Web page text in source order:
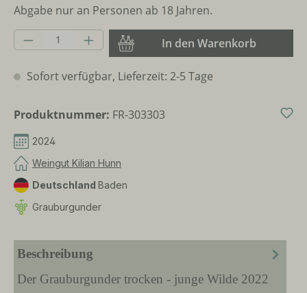
Abgabe nur an Personen ab 18 Jahren.
Produkt Anzahl: Gib den gewünschten
In den Warenkorb
Sofort verfügbar, Lieferzeit: 2-5 Tage
Produktnummer: FR-303303
2024
Weingut Kilian Hunn
Deutschland Baden
Grauburgunder
Beschreibung
Der Grauburgunder trocken - junge Wilde 2022